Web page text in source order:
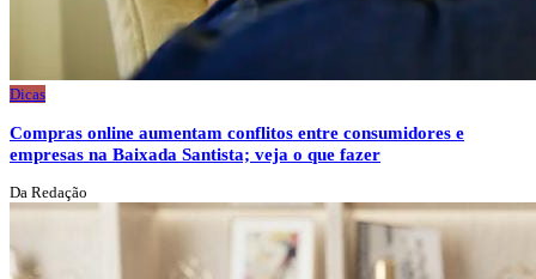
Dicas
Compras online aumentam conflitos entre consumidores e
empresas na Baixada Santista; veja o que fazer
Da Redação